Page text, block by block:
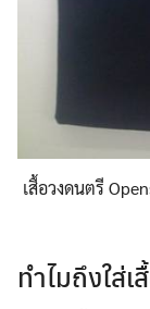
เสื้อวงดนตรี
ทำไมถึงใส่